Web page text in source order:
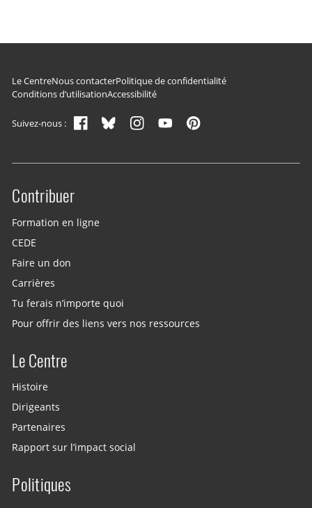
Navigation du pied de page
Le CentreNous contacterPolitique de confidentialité
Conditions d’utilisationAccessibilité
Suivez-nous :
Site menu
Contribuer
Formation en ligne
CEDE
Faire un don
Carrières
Tu ferais n’importe quoi
Pour offrir des liens vers nos ressources
Le Centre
Histoire
Dirigeants
Partenaires
Rapport sur l’impact social
Politiques